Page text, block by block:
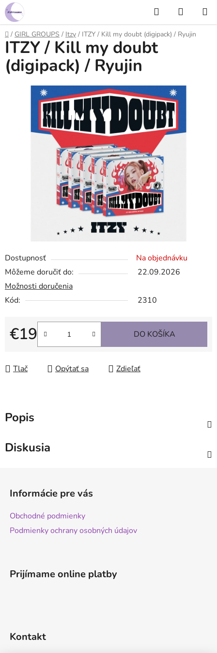
Prejsť
na
obsah
Hľadať
KOŠÍK
Domov
/ GIRL GROUPS / Itzy / ITZY / Kill my doubt (digipack) / Ryujin
Dostupnosť
Na objednávku
Môžeme doručiť do:
22.09.2026
Možnosti doručenia
Kód:
2310
€19
Jednotková cena:
DO KOŠÍKA
Tlač Opýtať sa Zdieľať
ITZY / Kill my doubt
(digipack) / Ryujin
Popis
Diskusia
Informácie pre vás
Obchodné podmienky
Podmienky ochrany osobných údajov
Prijímame online platby
Kontakt